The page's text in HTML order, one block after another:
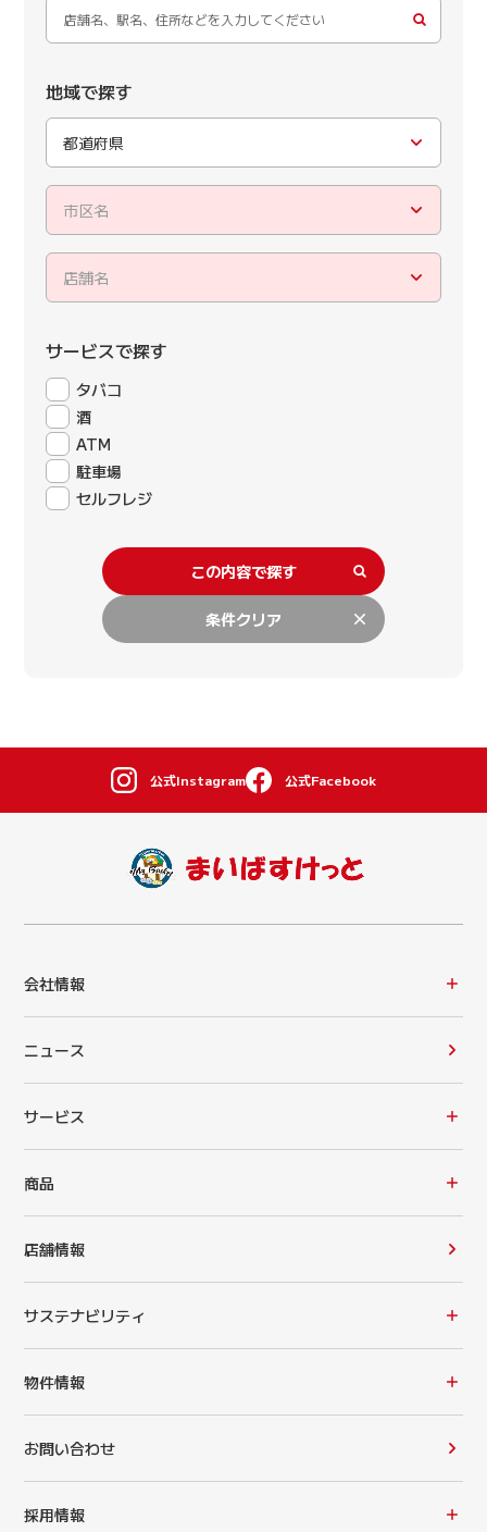
地域で探す
都道府県
市区名
店舗名
サービスで探す
タバコ
酒
ATM
駐車場
セルフレジ
この内容で探す
条件クリア
公式Instagram 公式Facebook
会社情報
ニュース
サービス
商品
店舗情報
サステナビリティ
物件情報
お問い合わせ
採用情報